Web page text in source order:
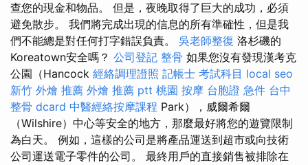
查您的現金和物品。 但是，夜晚取得了巨大的成功，必須
避免散步。 我們將完成出現的信息的所有準確性，但是我
們不能總是對任何打字錯誤負責。 吳老師整復 洛杉磯的
Koreatown安全嗎？ 公司登記 整骨 如果您沒有發現漢考克
公園（Hancock 經絡調理證照 記帳士 考試科目 local seo
新竹 外燴 推薦 外燴 推薦 ptt 桃園 按摩 台胞證 急件 台中
整骨 dcard 中醫經絡按摩課程 Park），威爾希爾
（Wilshire）中心等安全的地方，那麼最好將您的遊覽限制
為白天。 例如，這樣的公司是將產品運送到超市或向技術
公司運送電子零件的公司。 最終用戶的直接銷售被排除在